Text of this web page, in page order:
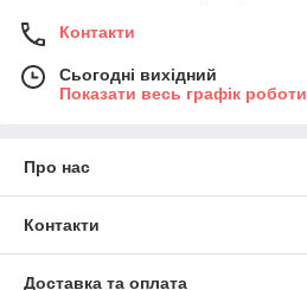
Контакти
Сьогодні вихідний
Показати весь графік роботи
Про нас
Контакти
Доставка та оплата